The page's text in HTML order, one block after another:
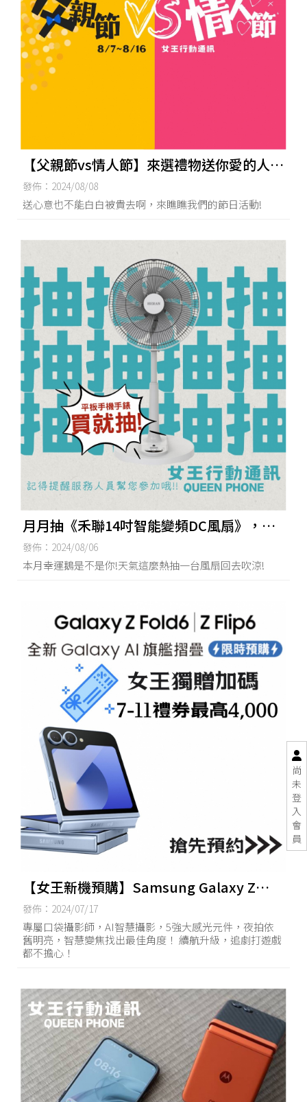
尚
未
登
入
會
員
【父親節vs情人節】來選禮物送你愛的人吧
~（＾Ｏ＾☆♪
發佈：2024/08/08
送心意也不能白白被貴去啊，來瞧瞧我們的節日活動!
月月抽《禾聯14吋智能變頻DC風扇》，購
機還能抽獎太甘心啦❤ | 手機店,台南手機
店,東區手機店
發佈：2024/08/06
本月幸運鵝是不是你!天氣這麼熱抽一台風扇回去吹涼!
【女王新機預購】Samsung Galaxy Z
Fold6 /Flip6 預購省很多！
發佈：2024/07/17
專屬口袋攝影師，AI智慧攝影，5強大感光元件，夜拍依
舊明亮，智慧變焦找出最佳角度！ 續航升級，追劇打遊戲
都不擔心！